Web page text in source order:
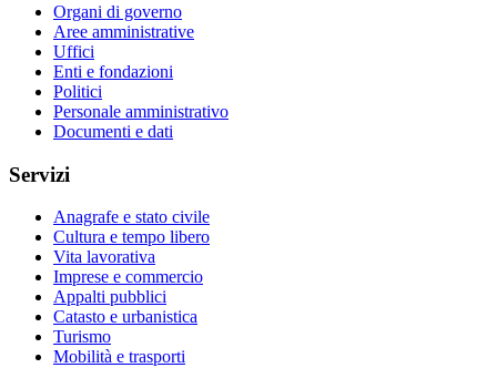
Organi di governo
Aree amministrative
Uffici
Enti e fondazioni
Politici
Personale amministrativo
Documenti e dati
Servizi
Anagrafe e stato civile
Cultura e tempo libero
Vita lavorativa
Imprese e commercio
Appalti pubblici
Catasto e urbanistica
Turismo
Mobilità e trasporti